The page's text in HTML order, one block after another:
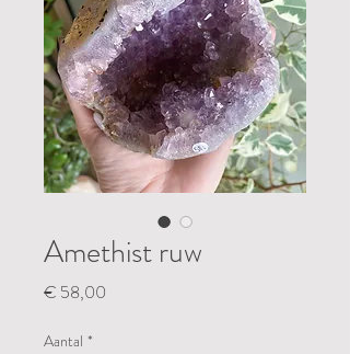
Amethist ruw
€ 58,00
Aantal *